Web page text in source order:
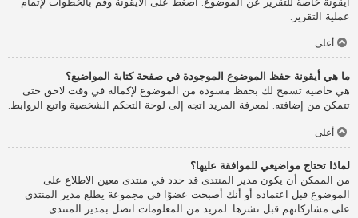
عملية التقرير.
أعلى
ما هي أيقونة حفظ الموضوع الموجودة في صفحة كتابة المواضيع؟
هي خاصية تسمح لك بحفظ مسودة من الموضوع لإكماله في وقت لاحق حتى
تتمكن من إضافته. لمعرفة المزيد اتجه إلى لوحة التحكم الشخصية واتبع الروابط.
أعلى
لماذا تحتاج مواضيعي للموافقة عليها؟
من الممكن أن يكون مدير المنتدى قد حدد في منتدى معين الاطلاع على
الموضوع قبل اعتماده أو أنك أصبحت عضوًا في مجموعة يطلع مدير المنتدى
على مشاركاتهم قبل نشرها. لمزيد من المعلومات اتصل بمدير المنتدى.